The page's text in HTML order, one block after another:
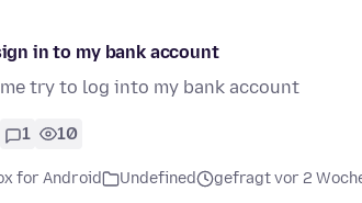
in to my bank account
try to log into my bank account
1 10
for Android Undefined gefragt vor 2